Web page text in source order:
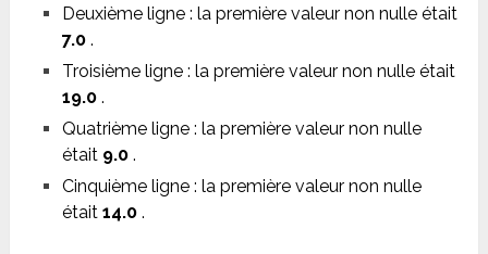
Deuxième ligne : la première valeur non nulle était
7.0.
Troisième ligne : la première valeur non nulle était
19.0.
Quatrième ligne : la première valeur non nulle
était 9.0.
Cinquième ligne : la première valeur non nulle
était 14.0.